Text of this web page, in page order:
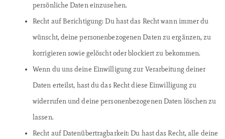
persönliche Daten einzusehen.
Recht auf Berichtigung: Du hast das Recht wann immer du
wünscht, deine personenbezogenen Daten zu ergänzen, zu
korrigieren sowie gelöscht oder blockiert zu bekommen.
Wenn du uns deine Einwilligung zur Verarbeitung deiner
Daten erteilst, hast du das Recht diese Einwilligung zu
widerrufen und deine personenbezogenen Daten löschen zu
lassen.
Recht auf Datenübertragbarkeit: Du hast das Recht, alle deine